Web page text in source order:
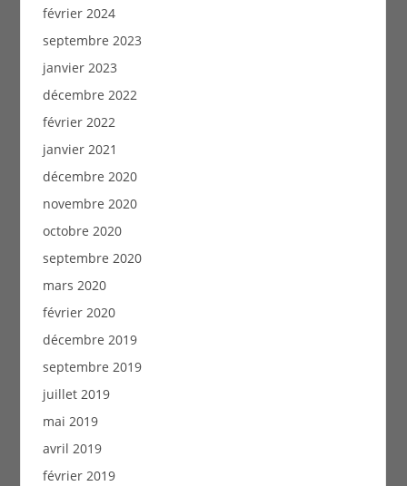
février 2024
septembre 2023
janvier 2023
décembre 2022
février 2022
janvier 2021
décembre 2020
novembre 2020
octobre 2020
septembre 2020
mars 2020
février 2020
décembre 2019
septembre 2019
juillet 2019
mai 2019
avril 2019
février 2019